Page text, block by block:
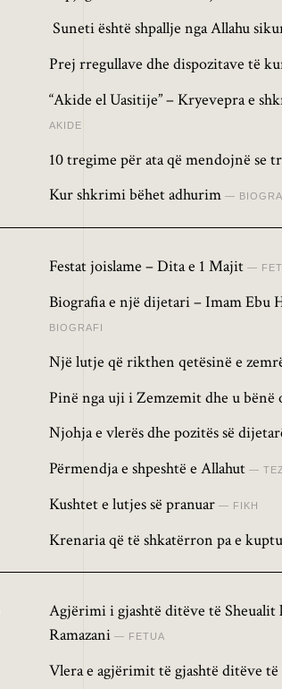
Suneti është shpallje nga Allahu
Prej rregullave dhe dispozitave të
“Akide el Uasitije” – Kryevepra e
AKIDE
10 tregime për ata që mendojnë se
Kur shkrimi bëhet adhurim
Festat joislame – Dita e 1 Majit
Biografia e një dijetari – Imam Ebu
BIOGRAFI
Një lutje që rikthen qetësinë e
Pinë nga uji i Zemzemit dhe u bënë
Njohja e vlerës dhe pozitës së
Përmendja e shpeshtë e Allahut
Kushtet e lutjes së pranuar FIKH
Krenaria që të shkatërron pa e
Agjërimi i gjashtë ditëve të Sheualit
Ramazani
FETUA
Vlera e agjërimit të gjashtë ditëve të